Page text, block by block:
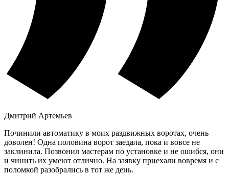
Дмитрий Артемьев
Починили автоматику в моих раздвижных воротах, очень
доволен! Одна половина ворот заедала, пока и вовсе не
заклинила. Позвонил мастерам по установке и не ошибся, они
и чинить их умеют отлично. На заявку приехали вовремя и с
поломкой разобрались в тот же день.